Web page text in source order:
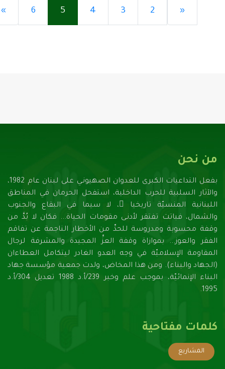
«
2
3
4
5
6
»
من نحن
بفعل التداعيات الكبرى للعدوان الصهيونـي على لبنان عام 1982،
والآثار السلبية للحرب الداخلية، استفحل الحرمان في المناطق
اللبنانية المنسيّة تاريخيا ً، لا سيما في البقاع والجنوب
والشمال، فباتت تفتقر لأدنـى مقومات الحياة... فكان لا بُدَّ من
وقفة محسوبة ومدروسة للحدِّ من الأخطار الناجمة عن تفاقم
الفقر والعوز... بموازاة وقفة العزِّ المجيدة والمشرفة لرجال
المقاومة الإسلاميّة في وجه العدو الغادر ليتكامل العطاءان
(الجهاد والبناء). ومن هذا المخاض، ولدت جمعية مؤسسة جهاد
البناء الإنمائيّة، بموجب علم وخبر 239/أ.د 1988 تعديل 304/أ.د
1995.
كلمات مفتاحية
المشاريع